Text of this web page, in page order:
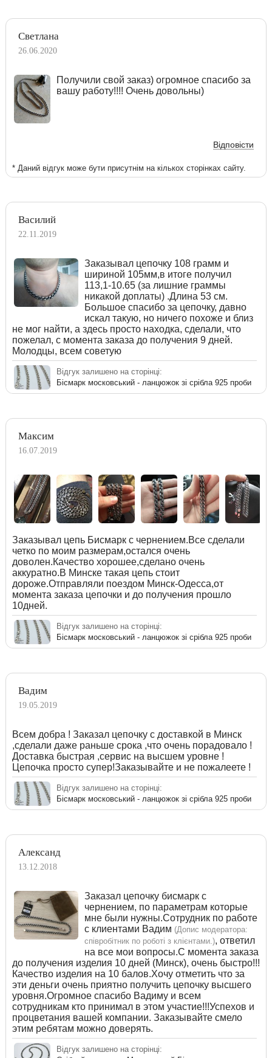
Светлана
26.06.2020
Получили свой заказ) огромное спасибо за
вашу работу!!!! Очень довольны)
Відповісти
* Даний відгук може бути присутнім на кількох сторінках сайту.
Василий
22.11.2019
Заказывал цепочку 108 грамм и
шириной 105мм,в итоге получил
113,1-10.65 (за лишние граммы
никакой доплаты) .Длина 53 см.
Большое спасибо за цепочку, давно
искал такую, но ничего похоже и близ
не мог найти, а здесь просто находка, сделали, что
пожелал, с момента заказа до получения 9 дней.
Молодцы, всем советую
Відгук залишено на сторінці:
Бісмарк московський - ланцюжок зі срібла 925 проби
Максим
16.07.2019
Заказывал цепь Бисмарк с чернением.Все сделали
четко по моим размерам,остался очень
доволен.Качество хорошее,сделано очень
аккуратно.В Минске такая цепь стоит
дороже.Отправляли поездом Минск-Одесса,от
момента заказа цепочки и до получения прошло
10дней.
Відгук залишено на сторінці:
Бісмарк московський - ланцюжок зі срібла 925 проби
Вадим
19.05.2019
Всем добра ! Заказал цепочку с доставкой в Минск
,сделали даже раньше срока ,что очень порадовало !
Доставка быстрая ,сервис на высшем уровне !
Цепочка просто супер!Заказывайте и не пожалеете !
Відгук залишено на сторінці:
Бісмарк московський - ланцюжок зі срібла 925 проби
Александ
13.12.2018
Заказал цепочку бисмарк с
чернением, по параметрам которые
мне были нужны.Сотрудник по работе
с клиентами Вадим (Допис модератора:
співробітник по роботі з клієнтами.), ответил
на все мои вопросы.С момента заказа
до получения изделия 10 дней (Минск), очень быстро!!!
Качество изделия на 10 балов.Хочу отметить что за
эти деньги очень приятно получить цепочку высшего
уровня.Огромное спасибо Вадиму и всем
сотрудникам кто принимал в этом участие!!!Успехов и
процветания вашей компании. Заказывайте смело
этим ребятам можно доверять.
Відгук залишено на сторінці: